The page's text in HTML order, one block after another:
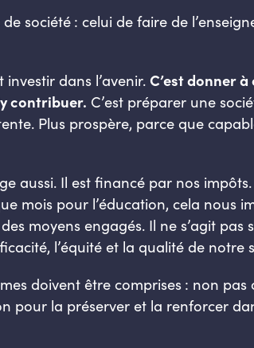
société : celui de faire de
investir dans l’avenir.C’est donner
contribuer. C’est préparer une
Plus prospère, parce que
aussi. Il est financé par nos
mois pour l’éducation, cela nous
moyens engagés. Il ne s’agit pas
l’équité et la qualité de notre
doivent être comprises : non
pour la préserver et la renforcer